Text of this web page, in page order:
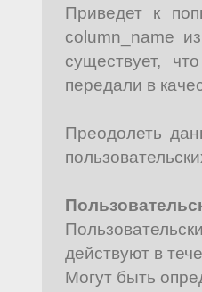
Приведет к
column_name
существует,
передали в
Преодолеть
действуют в
Могут быть